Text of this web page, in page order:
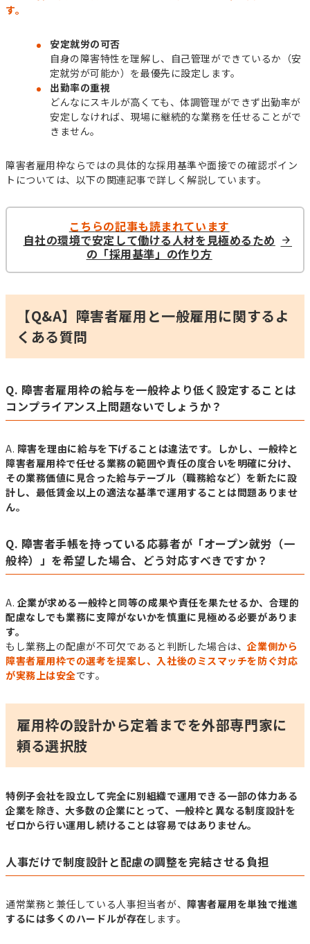
す。
安定就労の可否
自身の障害特性を理解し、自己管理ができているか（安
定就労が可能か）を最優先に設定します。
出勤率の重視
どんなにスキルが高くても、体調管理ができず出勤率が
安定しなければ、現場に継続的な業務を任せることがで
きません。
障害者雇用枠ならではの具体的な採用基準や面接での確認ポイン
トについては、以下の関連記事で詳しく解説しています。
こちらの記事も読まれています
自社の環境で安定して働ける人材を見極めるため
の「採用基準」の作り方
【Q&A】障害者雇用と一般雇用に関するよ
くある質問
Q. 障害者雇用枠の給与を一般枠より低く設定することは
コンプライアンス上問題ないでしょうか？
A. 障害を理由に給与を下げることは違法です。しかし、一般枠と
障害者雇用枠で任せる業務の範囲や責任の度合いを明確に分け、
その業務価値に見合った給与テーブル（職務給など）を新たに設
計し、最低賃金以上の適法な基準で運用することは問題ありませ
ん。
Q. 障害者手帳を持っている応募者が「オープン就労（一
般枠）」を希望した場合、どう対応すべきですか？
A. 企業が求める一般枠と同等の成果や責任を果たせるか、合理的
配慮なしでも業務に支障がないかを慎重に見極める必要がありま
す。
もし業務上の配慮が不可欠であると判断した場合は、企業側から
障害者雇用枠での選考を提案し、入社後のミスマッチを防ぐ対応
が実務上は安全です。
雇用枠の設計から定着までを外部専門家に
頼る選択肢
特例子会社を設立して完全に別組織で運用できる一部の体力ある
企業を除き、大多数の企業にとって、一般枠と異なる制度設計を
ゼロから行い運用し続けることは容易ではありません。
人事だけで制度設計と配慮の調整を完結させる負担
通常業務と兼任している人事担当者が、 障害者雇用を単独で推進
するには多くのハードルが存在 します。